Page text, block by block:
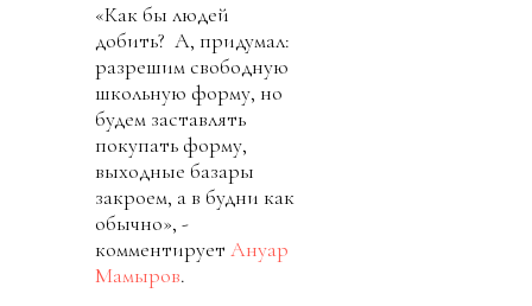
«Как бы людей
добить? А, придумал:
разрешим свободную
школьную форму, но
будем заставлять
покупать форму,
выходные базары
закроем, а в будни как
обычно», -
комментирует Ануар
Мамыров.